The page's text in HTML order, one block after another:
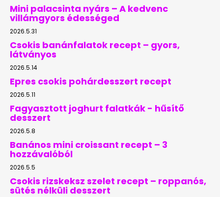
Mini palacsinta nyárs – A kedvenc
villámgyors édességed
2026.5.31
Csokis banánfalatok recept – gyors,
látványos
2026.5.14
Epres csokis pohárdesszert recept
2026.5.11
Fagyasztott joghurt falatkák - hűsítő
desszert
2026.5.8
Banános mini croissant recept – 3
hozzávalóból
2026.5.5
Csokis rizskeksz szelet recept – roppanós,
sütés nélküli desszert